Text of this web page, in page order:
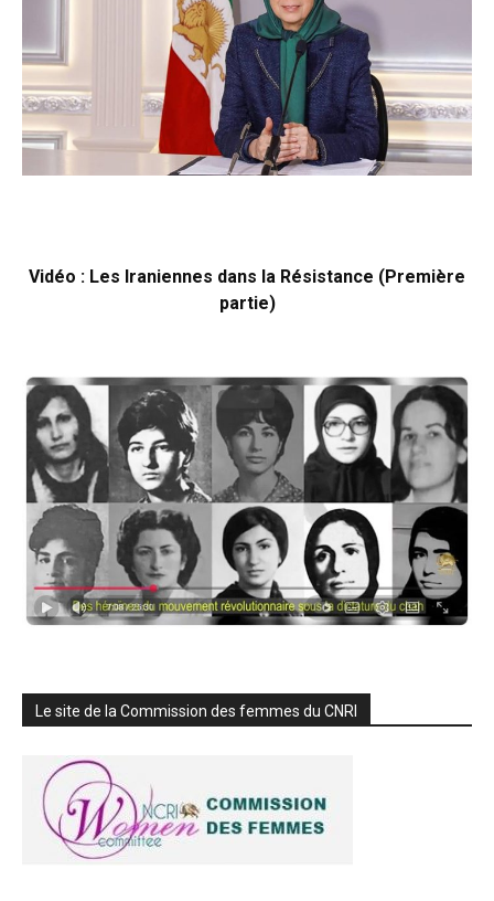
Vidéo : Les Iraniennes dans la Résistance (Première
partie)
Le site de la Commission des femmes du CNRI